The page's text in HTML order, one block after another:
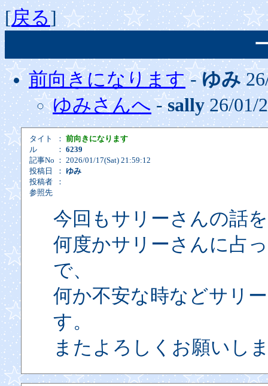
[戻る]
前向きになります-ゆみ
ゆみさんへ-sally26/01/
タイト
ル
記事No
投稿日
投稿者
参照先
：前向きになります
：6239
： 2026/01/17(Sat) 21:59:12
：ゆみ
：
今回もサリーさんの話
何度かサリーさんに占
で、
何か不安な時などサリ
す。
またよろしくお願いし